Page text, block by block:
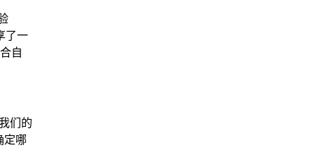
了一
自
们的
定哪